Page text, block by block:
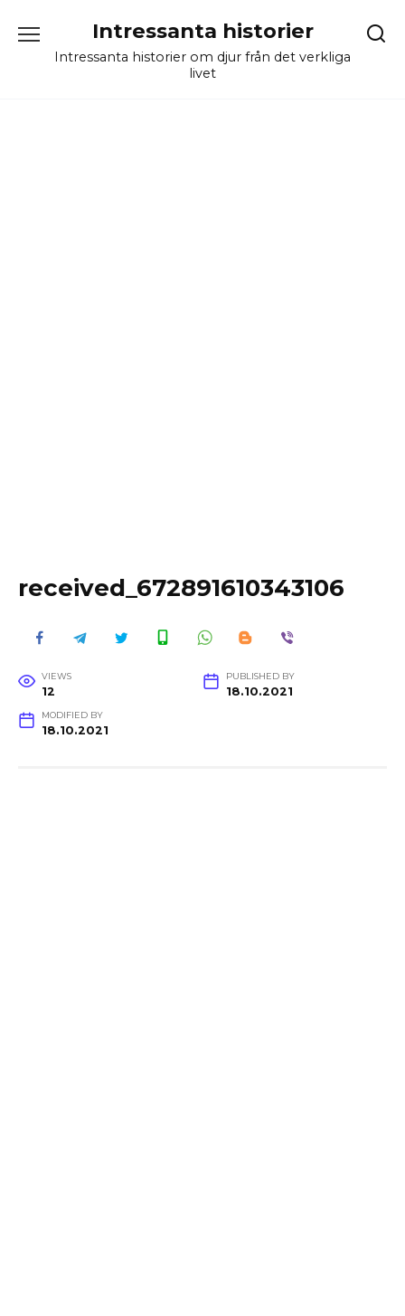
content
Intressanta historier
Intressanta historier om djur från det verkliga
livet
received_672891610343106
VIEWS
12
PUBLISHED BY
18.10.2021
MODIFIED BY
18.10.2021